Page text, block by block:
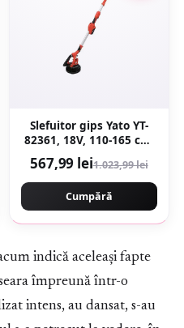
Slefuitor gips Yato YT-
82361, 18V, 110-165 cm,
600-1200 rpm, 215 mm,
set cu 6 discuri, fara
acumulator si incarcator
567,99 lei1.023,99 lei
Cumpără
indică aceleași fapte
împreună într-o
intens, au dansat, s-au